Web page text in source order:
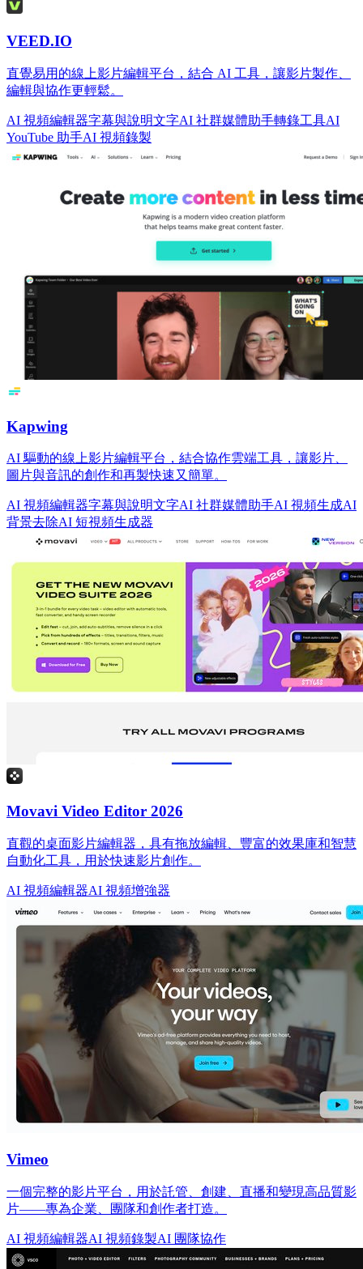
VEED.IO
直覺易用的線上影片編輯平台，結合 AI 工具，讓影片製作、
編輯與協作更輕鬆。
AI 視頻編輯器字幕與說明文字AI 社群媒體助手轉錄工具AI
YouTube 助手AI 視頻錄製
Kapwing
AI 驅動的線上影片編輯平台，結合協作雲端工具，讓影片、
圖片與音訊的創作和再製快速又簡單。
AI 視頻編輯器字幕與說明文字AI 社群媒體助手AI 視頻生成AI
背景去除AI 短視頻生成器
Movavi Video Editor 2026
直觀的桌面影片編輯器，具有拖放編輯、豐富的效果庫和智慧
自動化工具，用於快速影片創作。
AI 視頻編輯器AI 視頻增強器
Vimeo
一個完整的影片平台，用於託管、創建、直播和變現高品質影
片——專為企業、團隊和創作者打造。
AI 視頻編輯器AI 視頻錄製AI 團隊協作